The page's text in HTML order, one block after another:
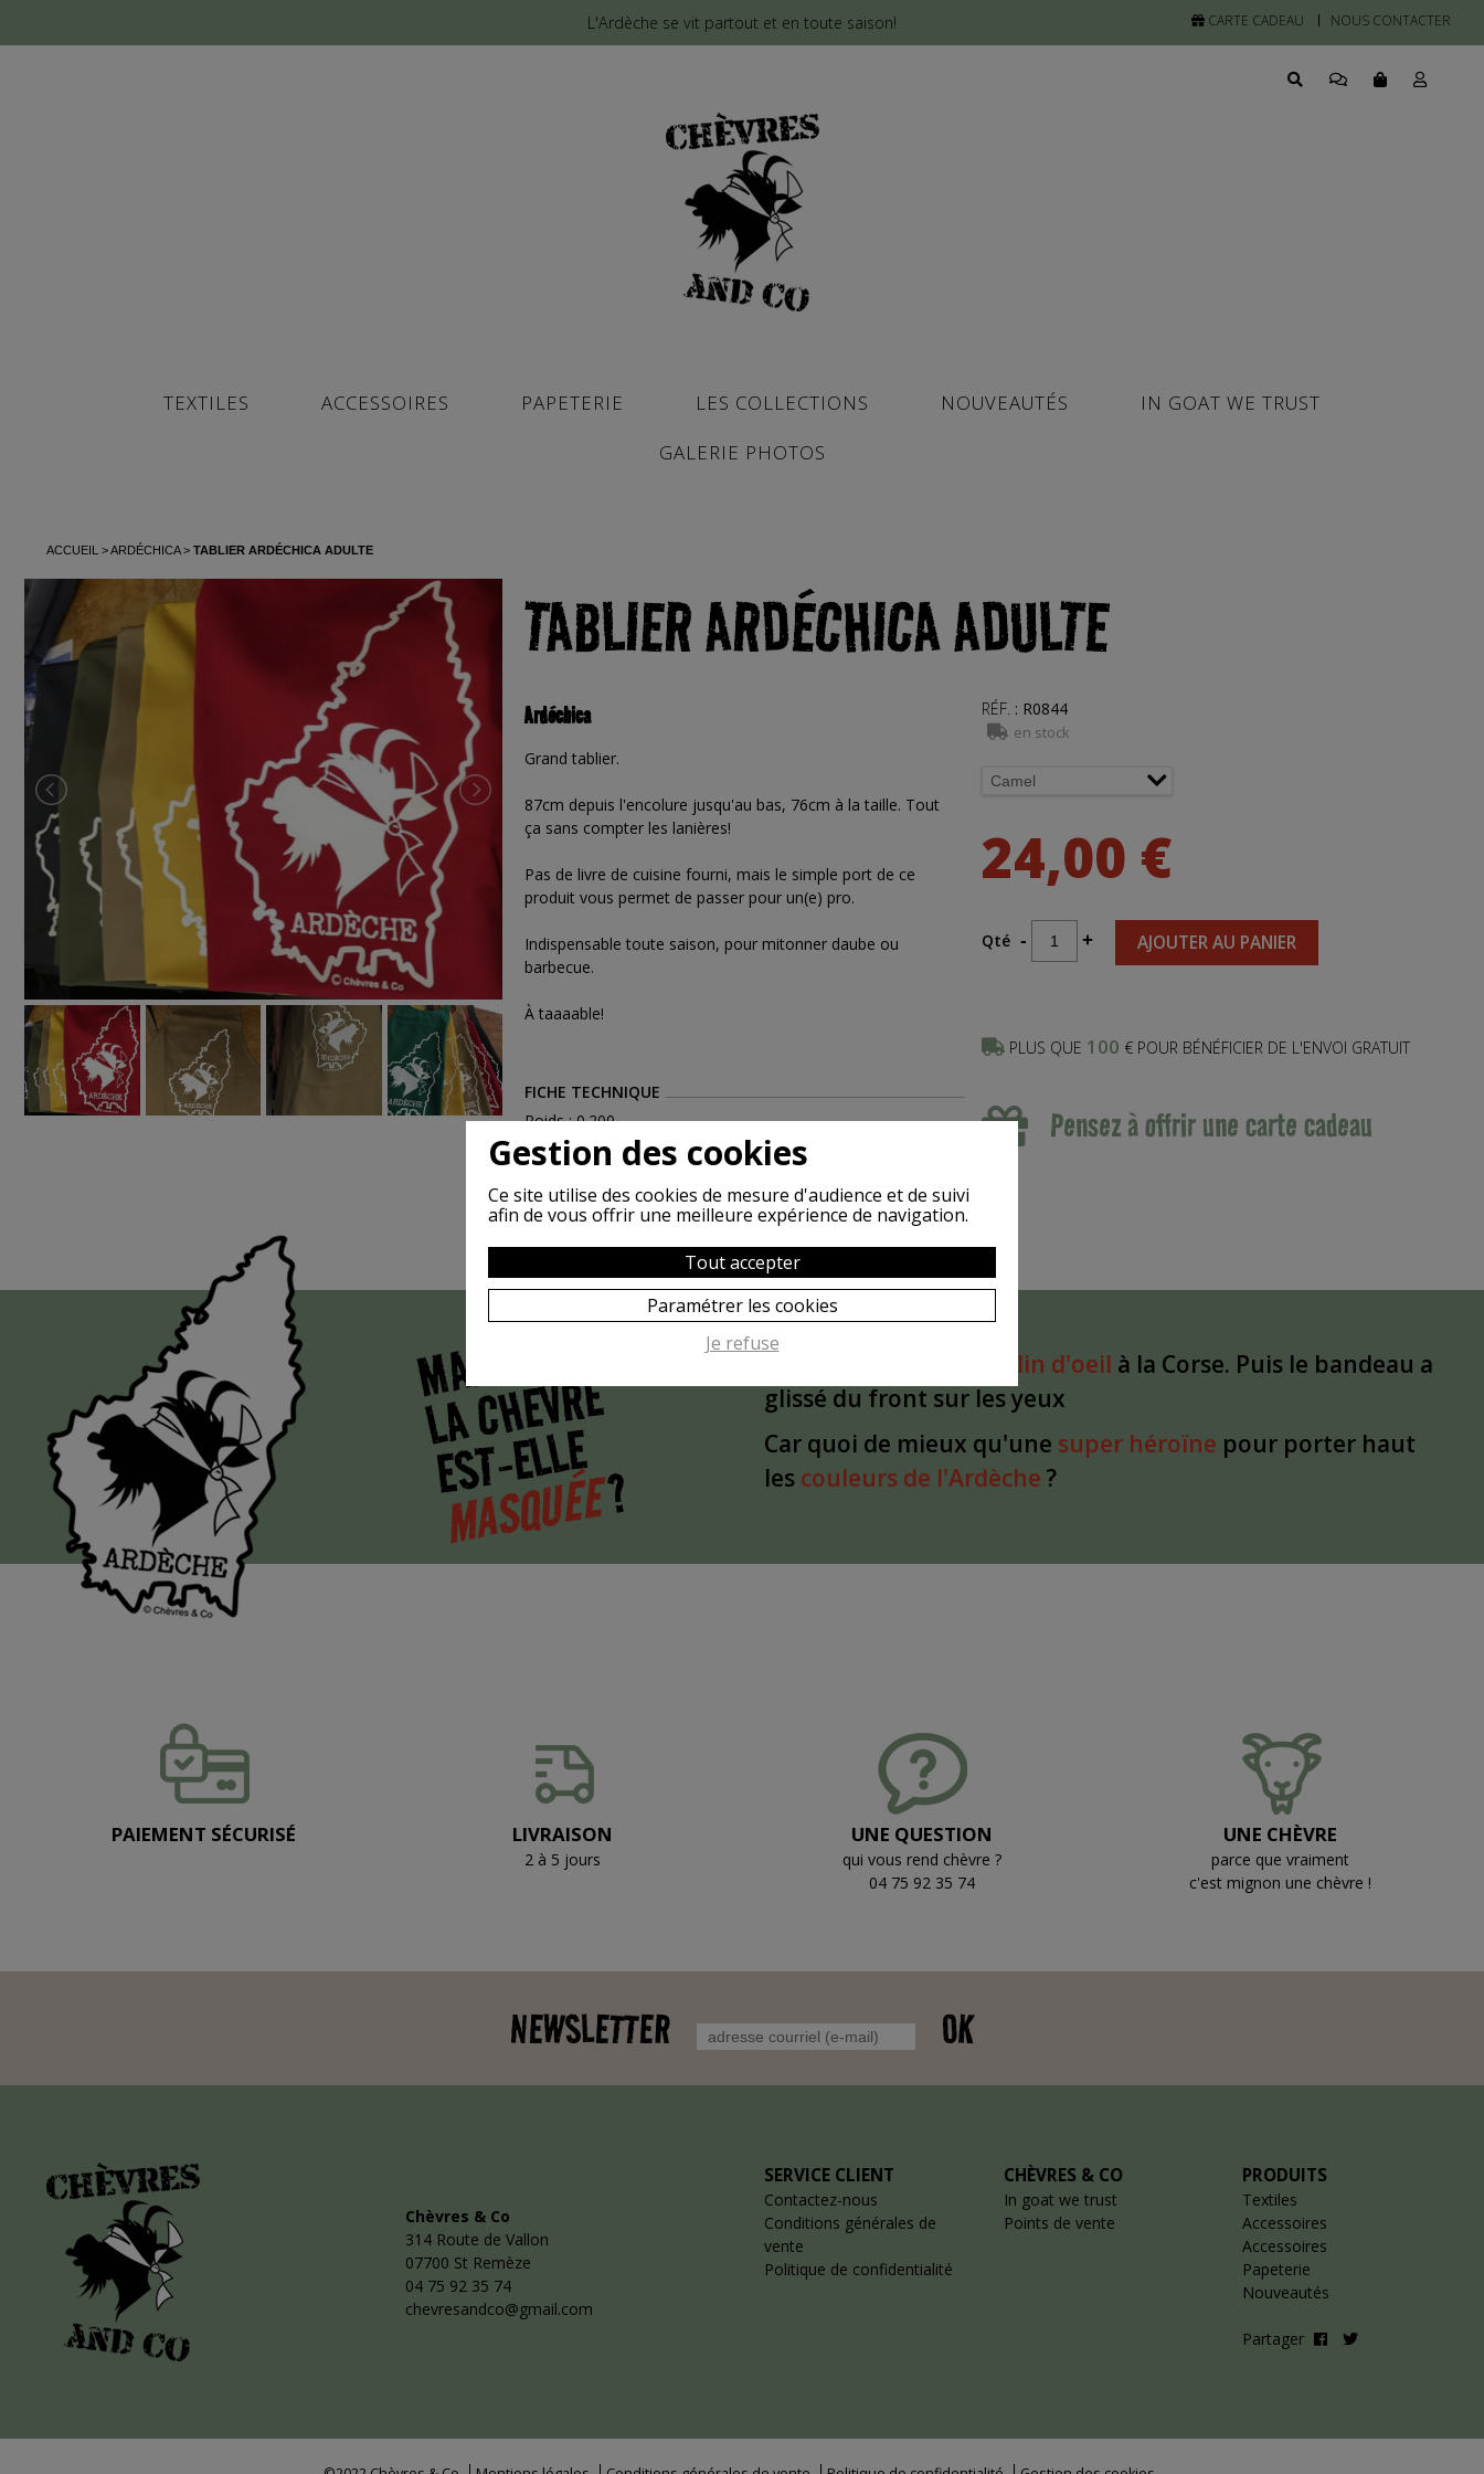
L'Ardèche se vit partout et en toute saison! CARTE CADEAU NOUS CONTACTER
TEXTILES ACCESSOIRES PAPETERIE LES COLLECTIONS NOUVEAUTÉS
IN GOAT WE TRUST
GALERIE PHOTOS
ACCUEIL ARDÉCHICA TABLIER ARDÉCHICA ADULTE
TABLIER ARDÉCHICA ADULTE
RÉF. : R0844
en stock
24,00 €
Qté - + AJOUTER AU PANIER
PLUS QUE 100 € POUR BÉNÉFICIER DE L'ENVOI GRATUIT
Pensez à offrir une carte cadeau
Ardéchica
Grand tablier.
87cm depuis l'encolure jusqu'au bas, 76cm à la taille. Tout
ça sans compter les lanières!
Pas de livre de cuisine fourni, mais le simple port de ce
produit vous permet de passer pour un(e) pro.
Indispensable toute saison, pour mitonner daube ou
barbecue.
À taaaable!
FICHE TECHNIQUE
Poids : 0.200
MAISPOURQUOI
LA CHÈVRE
EST-ELLE
MASQUÉE?
clin d'oeil à la Corse. Puis le bandeau a
glissé du front sur les yeux
Car quoi de mieux qu'une super héroïne pour porter haut
les couleurs de l'Ardèche ?
PAIEMENT SÉCURISÉ LIVRAISON
2 à 5 jours
UNE QUESTION
qui vous rend chèvre ?
04 75 92 35 74
UNE CHÈVRE
parce que vraiment
c'est mignon une chèvre !
NEWSLETTER OK
Chèvres & Co
314 Route de Vallon
07700 St Remèze
04 75 92 35 74
chevresandco@gmail.com
SERVICE CLIENT
Contactez-nous
Conditions générales de
vente
Politique de confidentialité
CHÈVRES & CO
In goat we trust
Points de vente
PRODUITS
Textiles
Accessoires
Accessoires
Papeterie
Nouveautés
Partager
Gestion des cookies
Ce site utilise des cookies de mesure d'audience et de suivi
afin de vous offrir une meilleure expérience de navigation.
Tout accepter
Paramétrer les cookies
Je refuse